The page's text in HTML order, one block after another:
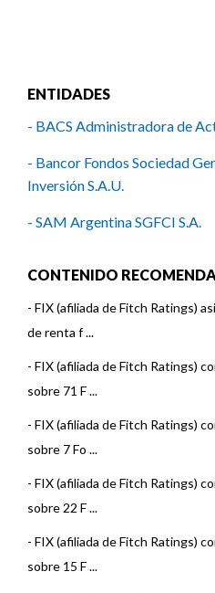
ENTIDADES
- BACS Administradora de
- Bancor Fondos Sociedad
Inversión S.A.U.
- SAM Argentina SGFCI S.A.
- ICBC Investments Argentina
- Industrial Asset
- BMA Asset Management
- Macro Fondos S.G.F.C.I.S.A.
- Mariva Asset Management
- MegaQM S.A.
CONTENIDO
- FIX (afiliada de Fitch Ratings)
de renta f ...
- FIX (afiliada de Fitch Ratings)
sobre 71 F ...
- FIX (afiliada de Fitch Ratings)
sobre 7 Fo ...
- FIX (afiliada de Fitch Ratings)
sobre 22 F ...
- FIX (afiliada de Fitch Ratings)
sobre 15 F ...